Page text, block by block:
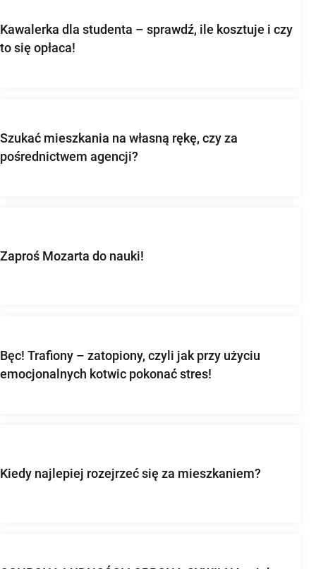
Kawalerka dla studenta – sprawdź, ile kosztuje i czy
to się opłaca!
Szukać mieszkania na własną rękę, czy za
pośrednictwem agencji?
Zaproś Mozarta do nauki!
Bęc! Trafiony – zatopiony, czyli jak przy użyciu
emocjonalnych kotwic pokonać stres!
Kiedy najlepiej rozejrzeć się za mieszkaniem?